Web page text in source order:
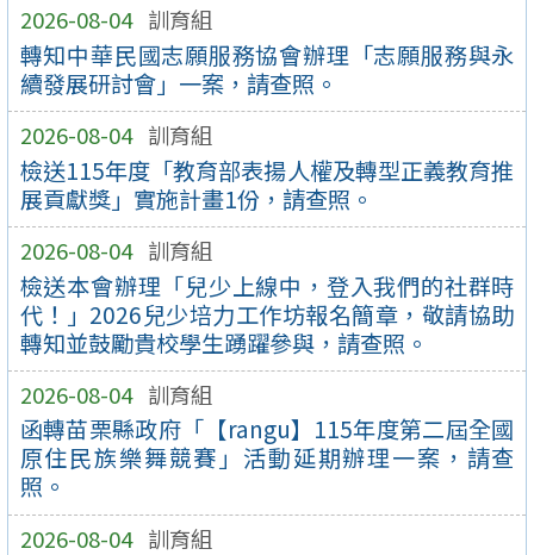
2026-08-04 訓育組
轉知中華民國志願服務協會辦理「志願服務與永
續發展研討會」一案，請查照。
2026-08-04 訓育組
檢送115年度「教育部表揚人權及轉型正義教育推
展貢獻獎」實施計畫1份，請查照。
2026-08-04 訓育組
檢送本會辦理「兒少上線中，登入我們的社群時
代！」2026兒少培力工作坊報名簡章，敬請協助
轉知並鼓勵貴校學生踴躍參與，請查照。
2026-08-04 訓育組
函轉苗栗縣政府「【rangu】115年度第二屆全國
原住民族樂舞競賽」活動延期辦理一案，請查
照。
2026-08-04 訓育組